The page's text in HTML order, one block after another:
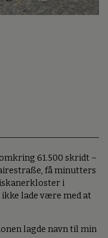
61.500 skridt –
få minutters
i
lade være med at
lagde navn til min